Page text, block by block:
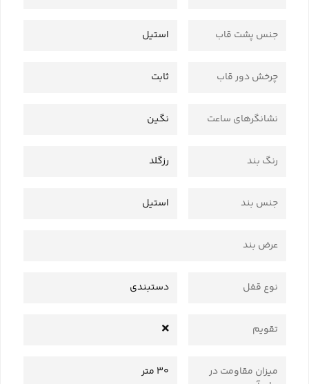
جنس پشت قاب استیل
چرخش دور قاب ثابت
نشانگرهای ساعت نگین
رنگ بند رزگلد
جنس بند استیل
عرض بند
نوع قفل دستبندی
تقویم
میزان مقاومت در
30 متر